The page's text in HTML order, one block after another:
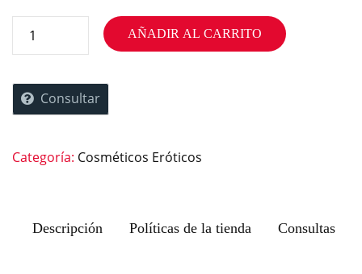
AÑADIR AL CARRITO
Consultar
Categoría: Cosméticos Eróticos
Descripción Políticas de la tienda Consultas